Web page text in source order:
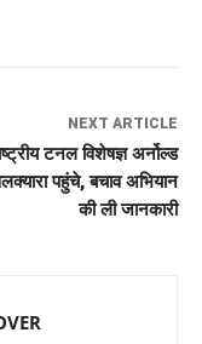
NEXT ARTICLE
टनल विशेषज्ञ अर्नोल्ड
पहुंचे, बचाव अभियान
की ली जानकारी